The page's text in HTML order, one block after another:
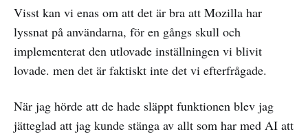
Visst kan vi enas om att det är bra att Mozilla har
lyssnat på användarna, för en gångs skull och
implementerat den utlovade inställningen vi blivit
lovade. men det är faktiskt inte det vi efterfrågade.
När jag hörde att de hade släppt funktionen blev jag
jätteglad att jag kunde stänga av allt som har med AI att